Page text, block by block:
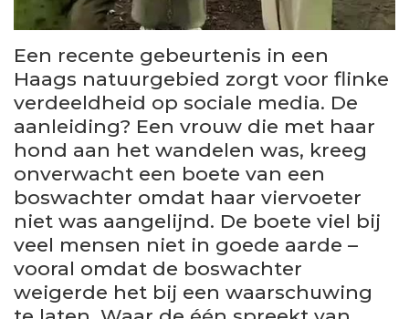
Een recente gebeurtenis in een
Haags natuurgebied zorgt voor flinke
verdeeldheid op sociale media. De
aanleiding? Een vrouw die met haar
hond aan het wandelen was, kreeg
onverwacht een boete van een
boswachter omdat haar viervoeter
niet was aangelijnd. De boete viel bij
veel mensen niet in goede aarde –
vooral omdat de boswachter
weigerde het bij een waarschuwing